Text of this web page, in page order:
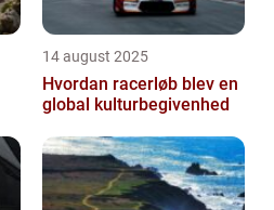
14 august 2025
Hvordan racerløb blev en
global kulturbegivenhed